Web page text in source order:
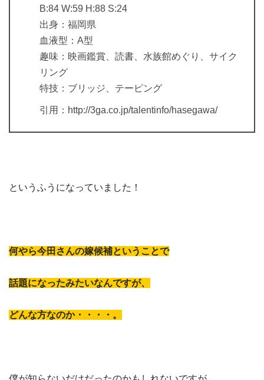
B:84 W:59 H:88 S:24
出身：福岡県
血液型：A型
趣味：映画鑑賞、読書、水族館めぐり、サイク
リング
特技：ブリッジ、テーピング
引用：http://3ga.co.jp/talentinfo/hasegawa/
というふうになっていました！
何やら今田さんの嫁候補ということで
話題になったみたいなんですが、
どんな方なのか・・・・。